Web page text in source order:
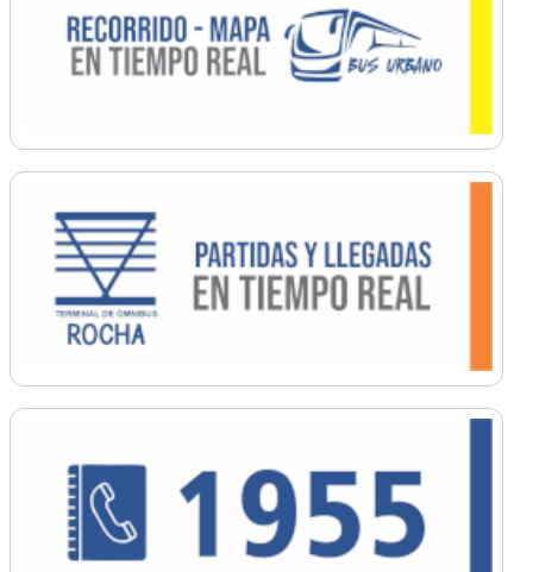
Ordenamiento
Promoción Social
Salud
Secretaría General